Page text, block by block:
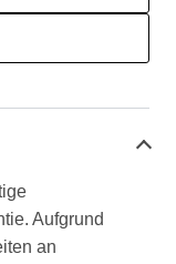
Aufgrund
an